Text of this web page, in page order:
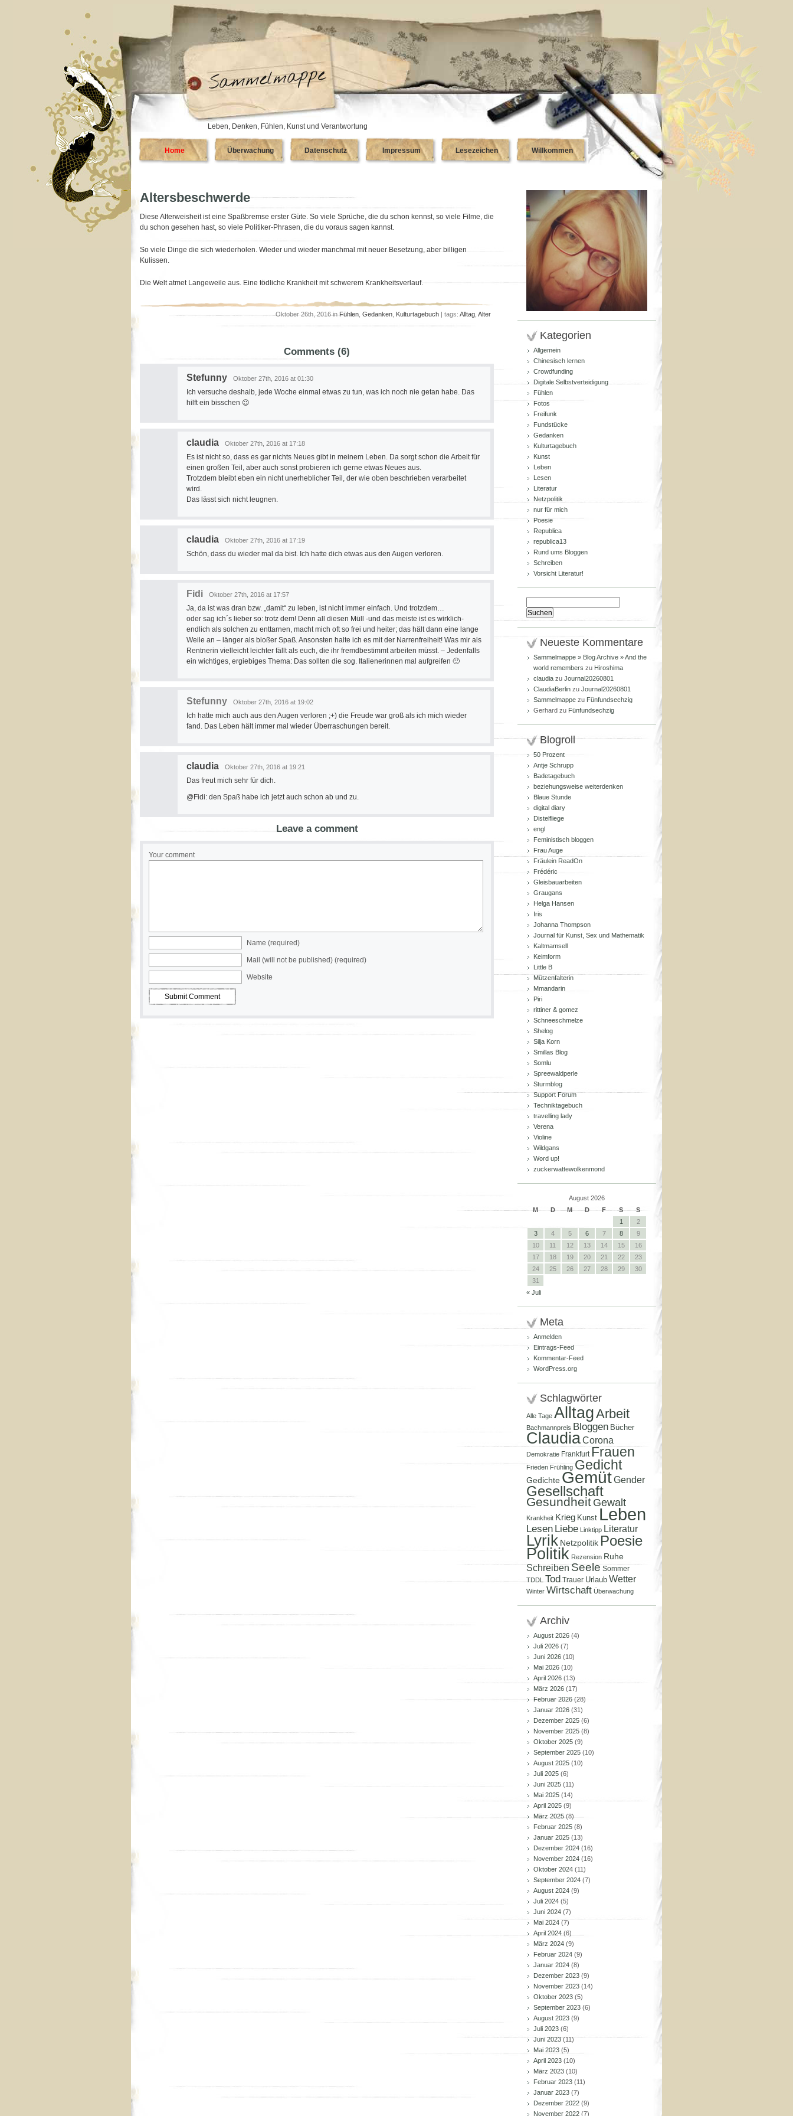
Leben, Denken, Fühlen, Kunst und Verantwortung
Home Überwachung Datenschutz Impressum Lesezeichen Willkommen
Altersbeschwerde
Diese Alterweisheit ist eine Spaßbremse erster Güte. So viele Sprüche, die du schon kennst, so viele Filme, die
du schon gesehen hast, so viele Politiker-Phrasen, die du voraus sagen kannst.
So viele Dinge die sich wiederholen. Wieder und wieder manchmal mit neuer Besetzung, aber billigen
Kulissen.
Die Welt atmet Langeweile aus. Eine tödliche Krankheit mit schwerem Krankheitsverlauf.
Oktober 26th, 2016 in Fühlen Gedanken Kulturtagebuch | tags: Alltag Alter
Comments (6)
Stefunny Oktober 27th, 2016 at 01:30
Ich versuche deshalb, jede Woche einmal etwas zu tun, was ich noch nie getan habe. Das
hilft ein bisschen 😉
claudia Oktober 27th, 2016 at 17:18
Es ist nicht so, dass es gar nichts Neues gibt in meinem Leben. Da sorgt schon die Arbeit für
einen großen Teil, aber auch sonst probieren ich gerne etwas Neues aus.
Trotzdem bleibt eben ein nicht unerheblicher Teil, der wie oben beschrieben verarbeitet
wird.
Das lässt sich nicht leugnen.
claudia Oktober 27th, 2016 at 17:19
Schön, dass du wieder mal da bist. Ich hatte dich etwas aus den Augen verloren.
Fidi Oktober 27th, 2016 at 17:57
Ja, da ist was dran bzw. „damit“ zu leben, ist nicht immer einfach. Und trotzdem…
oder sag ich´s lieber so: trotz dem! Denn all diesen Müll -und das meiste ist es wirklich-
endlich als solchen zu enttarnen, macht mich oft so frei und heiter; das hält dann eine lange
Weile an – länger als bloßer Spaß. Ansonsten halte ich es mit der Narrenfreiheit! Was mir als
Rentnerin vielleicht leichter fällt als euch, die ihr fremdbestimmt arbeiten müsst. – Jedenfalls
ein wichtiges, ergiebiges Thema: Das sollten die sog. Italienerinnen mal aufgreifen 🙂
Stefunny Oktober 27th, 2016 at 19:02
Ich hatte mich auch aus den Augen verloren ;+) die Freude war groß als ich mich wieder
fand. Das Leben hält immer mal wieder Überraschungen bereit.
claudia Oktober 27th, 2016 at 19:21
Das freut mich sehr für dich.
@Fidi: den Spaß habe ich jetzt auch schon ab und zu.
Leave a comment
Your comment
Name (required)
Mail (will not be published) (required)
Website
Kategorien
Allgemein
Chinesisch lernen
Crowdfunding
Digitale Selbstverteidigung
Fühlen
Fotos
Freifunk
Fundstücke
Gedanken
Kulturtagebuch
Kunst
Leben
Lesen
Literatur
Netzpolitik
nur für mich
Poesie
Republica
republica13
Rund ums Bloggen
Schreiben
Vorsicht Literatur!
nach:
Neueste Kommentare
Sammelmappe » Blog Archive » And the
world remembers zu Hiroshima
claudia zu Journal20260801
ClaudiaBerlin zu Journal20260801
Sammelmappe zu Fünfundsechzig
Gerhard zu Fünfundsechzig
Blogroll
50 Prozent
Antje Schrupp
Badetagebuch
beziehungsweise weiterdenken
Blaue Stunde
digital diary
Distelfliege
engl
Feministisch bloggen
Frau Auge
Fräulein ReadOn
Frédéric
Gleisbauarbeiten
Graugans
Helga Hansen
Iris
Johanna Thompson
Journal für Kunst, Sex und Mathematik
Kaltmamsell
Keimform
Little B
Mützenfalterin
Mmandarin
Piri
rittiner & gomez
Schneeschmelze
Shelog
Silja Korn
Smillas Blog
Somlu
Spreewaldperle
Sturmblog
Support Forum
Techniktagebuch
travelling lady
Verena
Violine
Wildgans
Word up!
zuckerwattewolkenmond
August 2026
M
D M D F S
S
1
2
3
4 5 6 7 8
9
10
11 12 13 14 15
16
17
18 19 20 21 22
23
24
25 26 27 28 29
30
31
« Juli
Meta
Anmelden
Eintrags-Feed
Kommentar-Feed
WordPress.org
Schlagwörter
Alle Tage AlltagArbeit
Bachmannpreis Bloggen Bücher
ClaudiaCorona
Demokratie Frankfurt Frauen
Frieden Frühling Gedicht
Gedichte GemütGender
Gesellschaft
Gesundheit Gewalt
Krankheit Krieg Kunst Leben
Lesen Liebe Linktipp Literatur
Lyrik Netzpolitik Poesie
Politik Rezension Ruhe
Schreiben Seele Sommer
TDDL Tod Trauer Urlaub Wetter
Winter Wirtschaft Überwachung
Archiv
August 2026 (4)
Juli 2026 (7)
Juni 2026 (10)
Mai 2026 (10)
April 2026 (13)
März 2026 (17)
Februar 2026 (28)
Januar 2026 (31)
Dezember 2025 (6)
November 2025 (8)
Oktober 2025 (9)
September 2025 (10)
August 2025 (10)
Juli 2025 (6)
Juni 2025 (11)
Mai 2025 (14)
April 2025 (9)
März 2025 (8)
Februar 2025 (8)
Januar 2025 (13)
Dezember 2024 (16)
November 2024 (16)
Oktober 2024 (11)
September 2024 (7)
August 2024 (9)
Juli 2024 (5)
Juni 2024 (7)
Mai 2024 (7)
April 2024 (6)
März 2024 (9)
Februar 2024 (9)
Januar 2024 (8)
Dezember 2023 (9)
November 2023 (14)
Oktober 2023 (5)
September 2023 (6)
August 2023 (9)
Juli 2023 (6)
Juni 2023(11)
Mai 2023 (5)
April 2023 (10)
März 2023 (10)
Februar 2023 (11)
Januar 2023 (7)
Dezember 2022 (9)
November 2022 (7)